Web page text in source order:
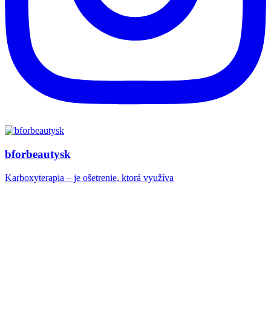
bforbeautysk
Karboxyterapia – je ošetrenie, ktorá využíva